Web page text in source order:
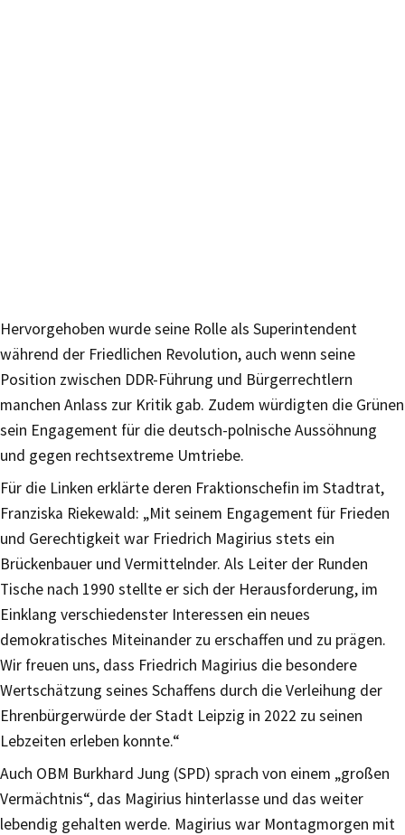
Hervorgehoben wurde seine Rolle als Superintendent
während der Friedlichen Revolution, auch wenn seine
Position zwischen DDR-Führung und Bürgerrechtlern
manchen Anlass zur Kritik gab. Zudem würdigten die Grünen
sein Engagement für die deutsch-polnische Aussöhnung
und gegen rechtsextreme Umtriebe.
Für die Linken erklärte deren Fraktionschefin im Stadtrat,
Franziska Riekewald: „Mit seinem Engagement für Frieden
und Gerechtigkeit war Friedrich Magirius stets ein
Brückenbauer und Vermittelnder. Als Leiter der Runden
Tische nach 1990 stellte er sich der Herausforderung, im
Einklang verschiedenster Interessen ein neues
demokratisches Miteinander zu erschaffen und zu prägen.
Wir freuen uns, dass Friedrich Magirius die besondere
Wertschätzung seines Schaffens durch die Verleihung der
Ehrenbürgerwürde der Stadt Leipzig in 2022 zu seinen
Lebzeiten erleben konnte.“
Auch OBM Burkhard Jung (SPD) sprach von einem „großen
Vermächtnis“, das Magirius hinterlasse und das weiter
lebendig gehalten werde. Magirius war Montagmorgen mit